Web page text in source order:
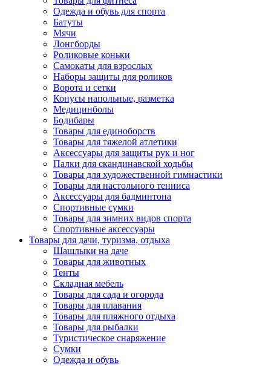
Одежда и обувь для спорта
Батуты
Мячи
Лонгборды
Роликовые коньки
Самокаты для взрослых
Наборы защиты для роликов
Ворота и сетки
Конусы напольные, разметка
Медицинболы
Бодибары
Товары для единоборств
Товары для тяжелой атлетики
Аксессуары для защиты рук и ног
Палки для скандинавской ходьбы
Товары для художественной гимнастики
Товары для настольного тенниса
Аксессуары для бадминтона
Спортивные сумки
Товары для зимних видов спорта
Спортивные аксессуары
Товары для дачи, туризма, отдыха
Шашлыки на даче
Товары для животных
Тенты
Складная мебель
Товары для сада и огорода
Товары для плавания
Товары для пляжного отдыха
Товары для рыбалки
Туристическое снаряжение
Сумки
Одежда и обувь